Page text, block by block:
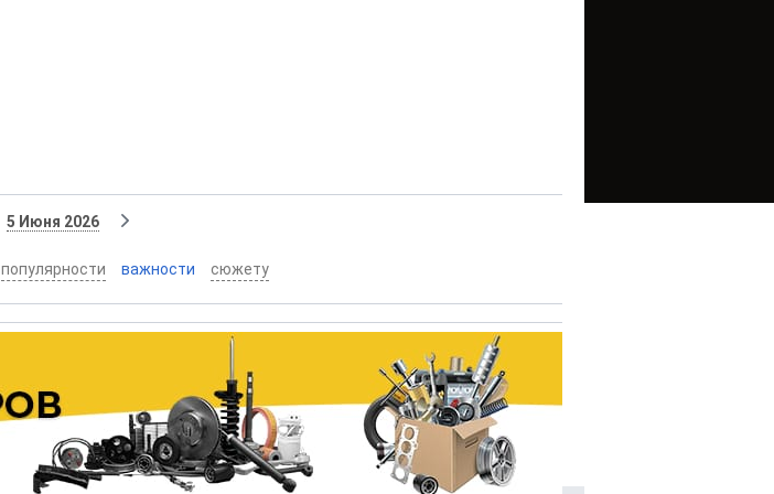
5 Июня 2026
популярности важности сюжету